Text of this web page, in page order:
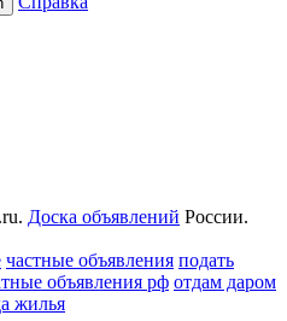
Доска объявлений России.
частные объявления подать
объявления рф отдам даром
жилья